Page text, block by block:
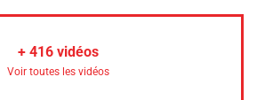
+ 416vidéos
Voir toutes les vidéos